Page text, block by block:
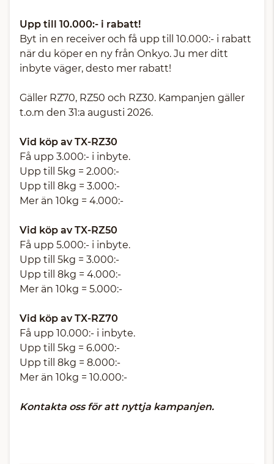
Upp till 10.000:- i rabatt!
Byt in en receiver och få upp till 10.000:- i rabatt
när du köper en ny från Onkyo. Ju mer ditt
inbyte väger, desto mer rabatt!
Gäller RZ70, RZ50 och RZ30. Kampanjen gäller
t.o.m den 31:a augusti 2026.
Vid köp av TX-RZ30
Få upp 3.000:- i inbyte.
Upp till 5kg = 2.000:-
Upp till 8kg = 3.000:-
Mer än 10kg = 4.000:-
Vid köp av TX-RZ50
Få upp 5.000:- i inbyte.
Upp till 5kg = 3.000:-
Upp till 8kg = 4.000:-
Mer än 10kg = 5.000:-
Vid köp av TX-RZ70
Få upp 10.000:- i inbyte.
Upp till 5kg = 6.000:-
Upp till 8kg = 8.000:-
Mer än 10kg = 10.000:-
Kontakta oss för att nyttja kampanjen.